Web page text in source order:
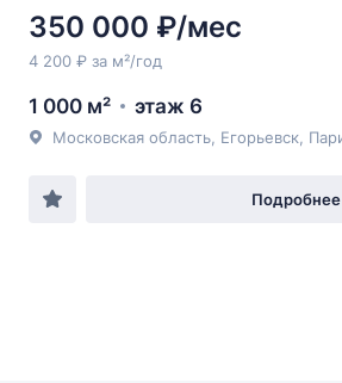
350 000 ₽/мес
4 200 ₽ за м²/год
1 000 м² этаж 6
Подробнее